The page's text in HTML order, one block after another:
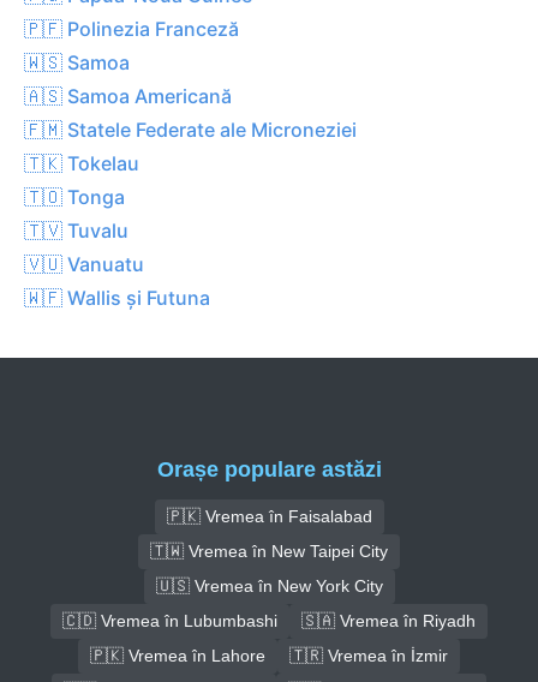
🇵🇫 Polinezia Franceză
🇼🇸 Samoa
🇦🇸 Samoa Americană
🇫🇲 Statele Federate ale Microneziei
🇹🇰 Tokelau
🇹🇴 Tonga
🇹🇻 Tuvalu
🇻🇺 Vanuatu
🇼🇫 Wallis și Futuna
Orașe populare astăzi
🇵🇰 Vremea în Faisalabad
🇹🇼 Vremea în New Taipei City
🇺🇸 Vremea în New York City
🇨🇩 Vremea în Lubumbashi
🇸🇦 Vremea în Riyadh
🇵🇰 Vremea în Lahore
🇹🇷 Vremea în İzmir